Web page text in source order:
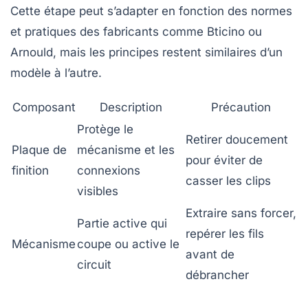
Cette étape peut s’adapter en fonction des normes
et pratiques des fabricants comme Bticino ou
Arnould, mais les principes restent similaires d’un
modèle à l’autre.
Composant Description Précaution
Plaque de
finition
Protège le
mécanisme et les
connexions
visibles
Retirer doucement
pour éviter de
casser les clips
Mécanisme
Partie active qui
coupe ou active le
circuit
Extraire sans forcer,
repérer les fils
avant de
débrancher